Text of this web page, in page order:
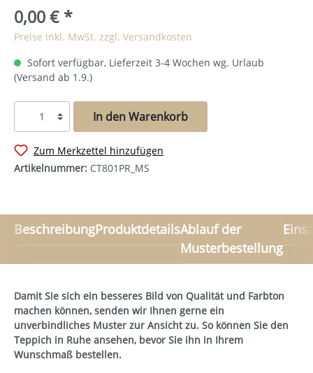
0,00 € *
Preise inkl. MwSt. zzgl. Versandkosten
Sofort verfügbar, Lieferzeit 3-4 Wochen wg. Urlaub
(Versand ab 1.9.)
In den Warenkorb
Zum Merkzettel hinzufügen
Artikelnummer: CT801PR_MS
BeschreibungProduktdetailsAblauf der
Musterbestellung
Damit Sie sich ein besseres Bild von Qualität und Farbton
machen können, senden wir Ihnen gerne ein
unverbindliches Muster zur Ansicht zu. So können Sie den
Teppich in Ruhe ansehen, bevor Sie ihn in Ihrem
Wunschmaß bestellen.